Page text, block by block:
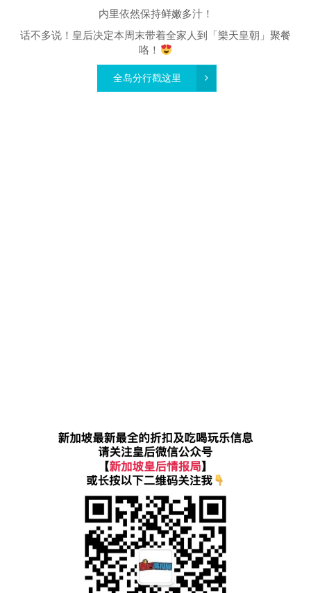
内里依然保持鲜嫩多汁！
话不多说！皇后决定本周末带着全家人到「樂天皇朝」聚餐
咯！
全岛分行戳这里